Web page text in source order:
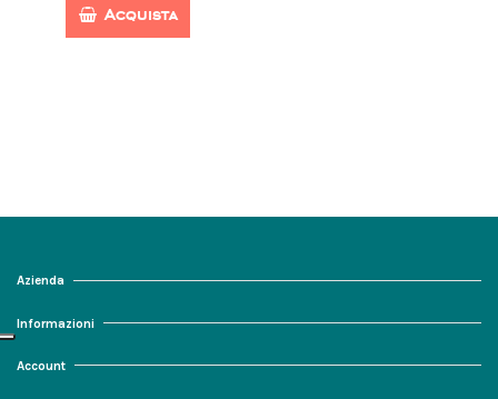
Acquista
Azienda
Informazioni
Account